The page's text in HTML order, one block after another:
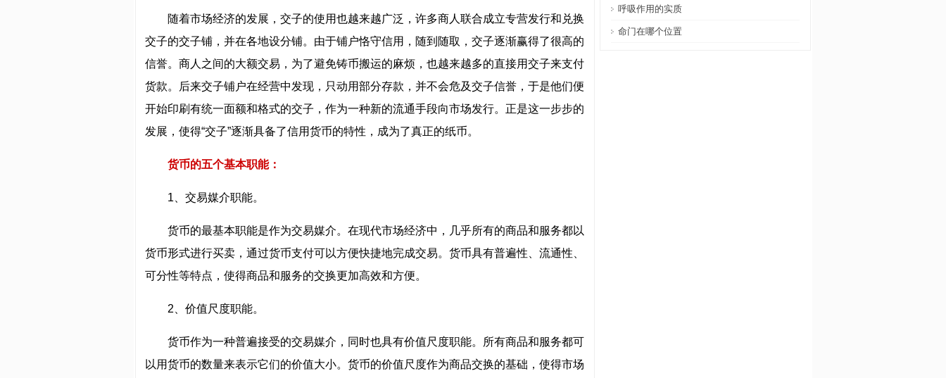
随着市场经济的发展，交子的使用也越来越广泛，许多商人联合成立专营发行和兑换
交子的交子铺，并在各地设分铺。由于铺户恪守信用，随到随取，交子逐渐赢得了很高的
信誉。商人之间的大额交易，为了避免铸币搬运的麻烦，也越来越多的直接用交子来支付
货款。后来交子铺户在经营中发现，只动用部分存款，并不会危及交子信誉，于是他们便
开始印刷有统一面额和格式的交子，作为一种新的流通手段向市场发行。正是这一步步的
发展，使得“交子”逐渐具备了信用货币的特性，成为了真正的纸币。
货币的五个基本职能：
1、交易媒介职能。
货币的最基本职能是作为交易媒介。在现代市场经济中，几乎所有的商品和服务都以
货币形式进行买卖，通过货币支付可以方便快捷地完成交易。货币具有普遍性、流通性、
可分性等特点，使得商品和服务的交换更加高效和方便。
2、价值尺度职能。
货币作为一种普遍接受的交易媒介，同时也具有价值尺度职能。所有商品和服务都可
以用货币的数量来表示它们的价值大小。货币的价值尺度作为商品交换的基础，使得市场
呼吸作用的实质
命门在哪个位置